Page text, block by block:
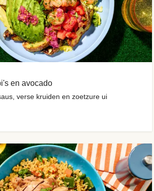
en avocado
verse kruiden en zoetzure ui